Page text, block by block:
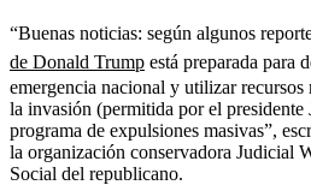
“Buenas noticias: según algunos
de Donald Trump está preparada para
emergencia nacional y utilizar
la invasión (permitida por el presidente
programa de expulsiones masivas”,
la organización conservadora Judicial
Social del republicano.